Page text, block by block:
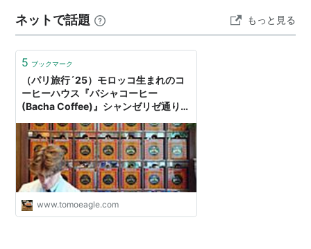
り絵の創作意欲が湧く 外側と内…
ネットで話題 もっと見る
5 ブックマーク
（パリ旅行´25）モロッコ生まれのコ
ーヒーハウス『バシャコーヒー
(Bacha Coffee)』シャンゼリゼ通り店
ューション
www.tomoeagle.com